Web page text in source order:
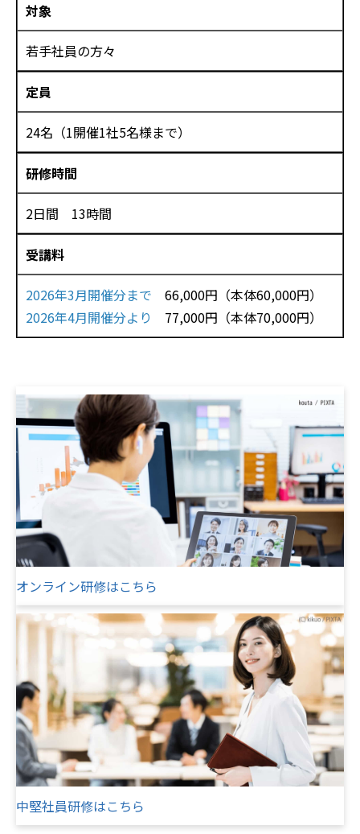
対象
若手社員の方々
定員
24名（1開催1社5名様まで）
研修時間
2日間 13時間
受講料
2026年3月開催分まで 66,000円（本体60,000円）
2026年4月開催分より
77,000円（本体70,000円）
オンライン研修はこちら
中堅社員研修はこちら